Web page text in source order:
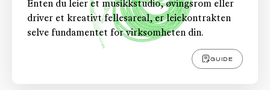
Enten du leier et musikkstudio, øvingsrom eller
driver et kreativt fellesareal, er leiekontrakten
selve fundamentet for virksomheten din.
GUIDE